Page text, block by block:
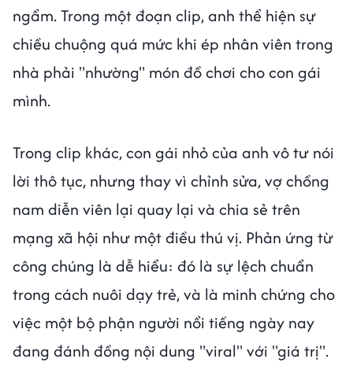
ngẩm. Trong một đoạn clip, anh thể hiện sự
chiều chuộng quá mức khi ép nhân viên trong
nhà phải "nhường" món đồ chơi cho con gái
mình.
Trong clip khác, con gái nhỏ của anh vô tư nói
lời thô tục, nhưng thay vì chỉnh sửa, vợ chồng
nam diễn viên lại quay lại và chia sẻ trên
mạng xã hội như một điều thú vị. Phản ứng từ
công chúng là dễ hiểu: đó là sự lệch chuẩn
trong cách nuôi dạy trẻ, và là minh chứng cho
việc một bộ phận người nổi tiếng ngày nay
đang đánh đồng nội dung "viral" với "giá trị".